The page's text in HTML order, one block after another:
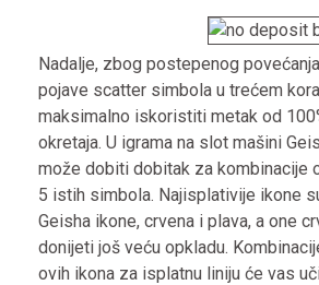
Nadalje, zbog postepenog
pojave scatter simbola u trećem
maksimalno iskoristiti metak od
okretaja. U igrama na slot mašini
može dobiti dobitak za kombinacije
5 istih simbola. Najisplativije ikone
Geisha ikone, crvena i plava, a one
donijeti još veću opkladu.
ovih ikona za isplatnu liniju će vas